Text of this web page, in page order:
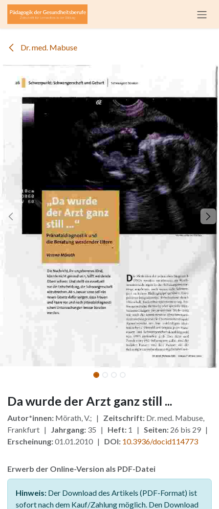
Zum Inhalt springen
Dr. med. Mabuse
Da wurde der Arzt ganz still ...
Autor*innen: Mörath, V.; | Zeitschrift: Dr. med. Mabuse,
Frankfurt |
Jahrgang: 35 | Heft: 1 | Seiten: 26 bis 29 |
Erscheinung:01.01.2010 | DOI: 10.3936/docid114773
Erwerb der Online-Version als PDF-Datei
Hinweis: Der Download des Artikels (PDF-Format) ist
sofort nach dem Kauf/Zahlung möglich. Den Download